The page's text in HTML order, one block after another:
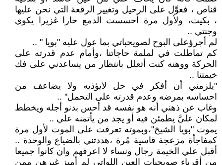
قناص ، فعوَّل على الرحيل وتغيير الرقعة التي نحن عليها
، بكيت، ولأول مرة أحسست الدمع حارا غزيرا يكوي
وجنتي ..
لم أجرؤعلى البوح لصويحباتي بما عول عليه "بويا " ..
كم تماطلت في لملمة حاجاتنا ،وأمام عدم قدرته على
الحركة ووهنه كنت أتعلل بانتظار من يساعدني على فك
خيمتنا ..
"يلزمني أن أفكر في حل لايؤذيه ولا يضاعف من
احساسه بمرضه وعدم قدرته على التحمل" ..
وغاب عن ذهني أنه هو نفسه قد أحس بدنو أجله ويخطط
لمكان عليَّ يطمئن فيه أو يجد من يأتمنه علي ..
يموت "بويا الشيخ"،وبموته تعرفت على الموت لأول مرة
كمفاجأة مزعجة قاسية مُرة ،هددتني بالضياع والوحدة ..
أقبل علي الخيمة رجال ونساء لا اعرفهم وان كانوا جميعا
من أقرباء صويحبات العين اللواتي لم أميز غيرهن ممن